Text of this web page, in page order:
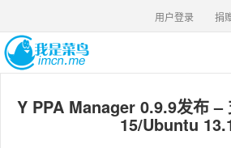
捐
用户登录
Y PPA Manager 0.9.9发布
15/Ubuntu